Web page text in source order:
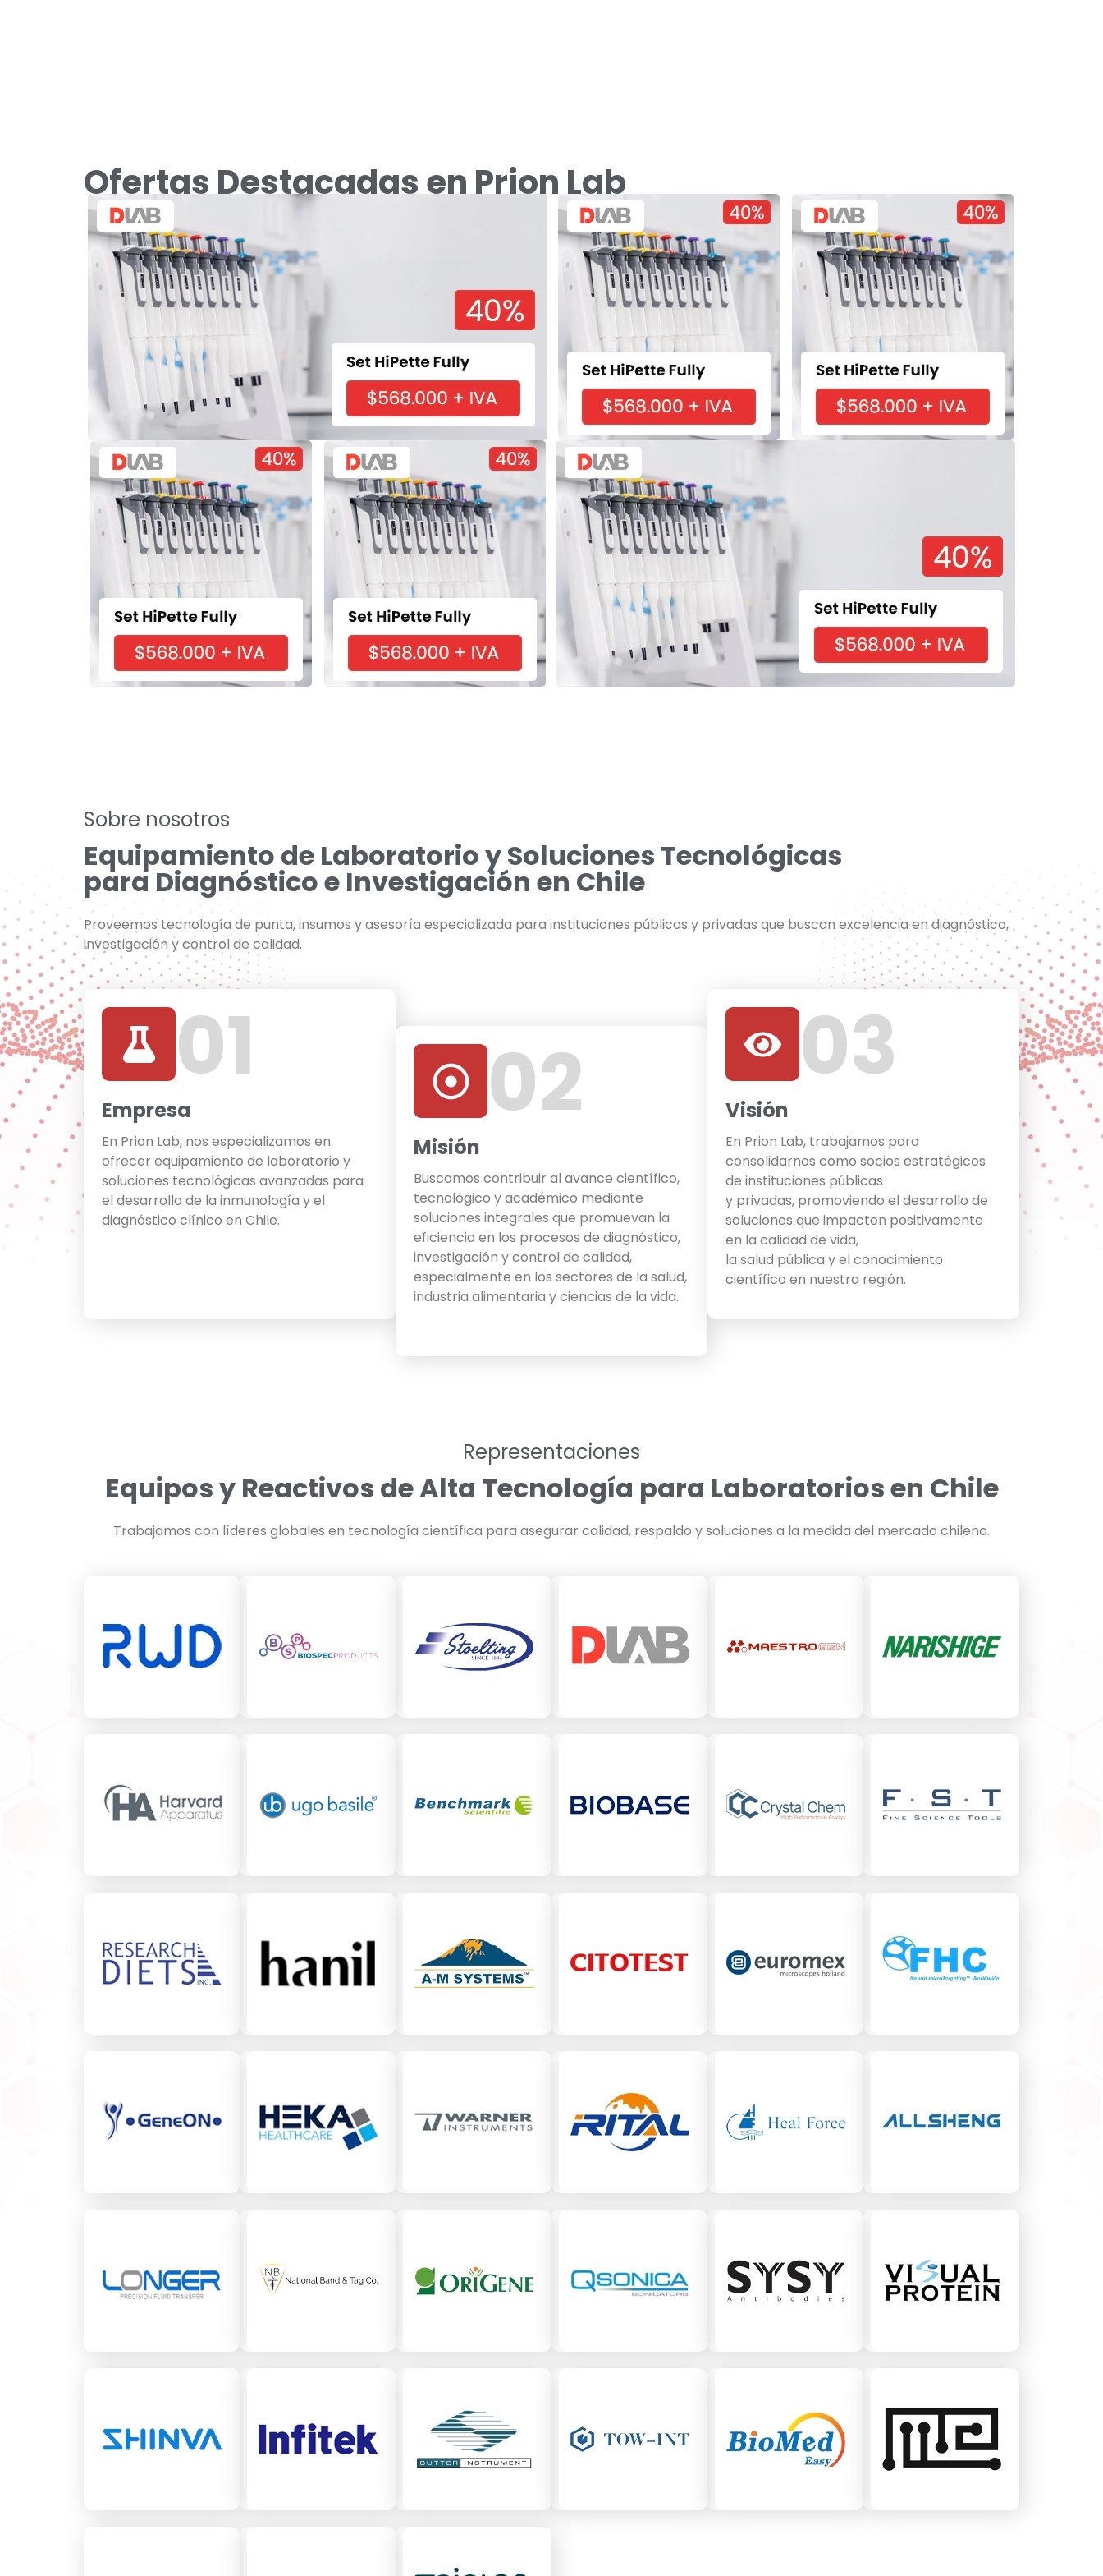
Ofertas Destacadas en Prion Lab
Sobre nosotros
Equipamiento de Laboratorio y Soluciones Tecnológicas
para Diagnóstico e Investigación en Chile
Proveemos tecnología de punta, insumos y asesoría especializada para instituciones públicas y privadas que buscan excelencia en diagnóstico,
investigación y control de calidad.
01
Empresa
En Prion Lab, nos especializamos en
ofrecer equipamiento de laboratorio y
soluciones tecnológicas avanzadas para
el desarrollo de la inmunología y el
diagnóstico clínico en Chile.
02
Misión
Buscamos contribuir al avance científico,
tecnológico y académico mediante
soluciones integrales que promuevan la
eficiencia en los procesos de diagnóstico,
investigación y control de calidad,
especialmente en los sectores de la salud,
industria alimentaria y ciencias de la vida.
03
Visión
En Prion Lab, trabajamos para
consolidarnos como socios estratégicos
de instituciones públicas
y privadas, promoviendo el desarrollo de
soluciones que impacten positivamente
en la calidad de vida,
la salud pública y el conocimiento
científico en nuestra región.
Representaciones
Equipos y Reactivos de Alta Tecnología para Laboratorios en Chile
Trabajamos con líderes globales en tecnología científica para asegurar calidad, respaldo y soluciones a la medida del mercado chileno.